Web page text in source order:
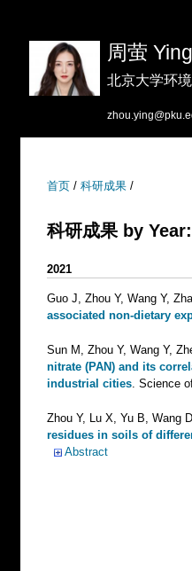
周萤
北京大学环
首页 / 科研成果 /
科研成果 by
2021
Guo J, Zhou Y, Wang Y,
associated non-dietary
Sun M, Zhou Y, Wang Y,
nitrate (PAN) and its
industrial cities. Science
Zhou Y, Lu X, Yu B, Wang
residues in soils of
Abstract